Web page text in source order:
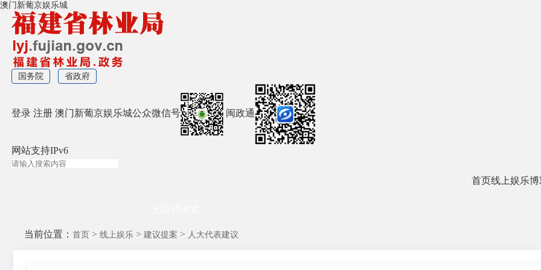
澳门新葡京娱乐城
国务院 省政府
登录 注册 澳门新葡京娱乐城公众微信号 闽政通
网站支持IPv6
首页线上娱乐博
当前位置： 首页 > 线上娱乐 > 建议提案 > 人大代表建议